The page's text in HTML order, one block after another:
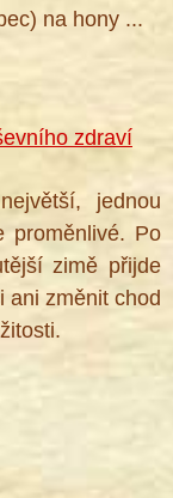
na hony ...
zdraví
jednou
proměnlivé. Po
zimě přijde
ani změnit chod
®